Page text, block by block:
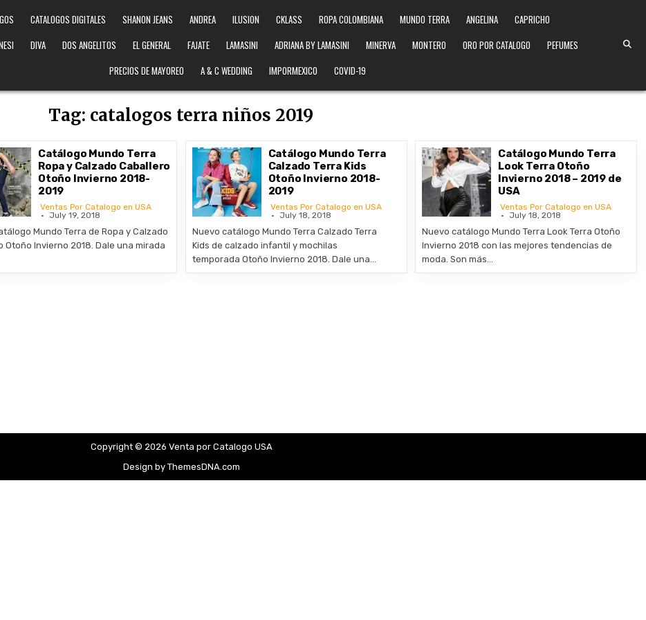
CATALOGOS DIGITALES SHANON JEANS ANDREA ILUSION CKLASS ROPA COLOMBIANA MUNDO TERRA ANGELINA
CAPRICHO
DIVA DOS ANGELITOS EL GENERAL FAJATE LAMASINI ADRIANA BY LAMASINI MINERVA MONTERO ORO POR CATALOGO
PEFUMES
PRECIOS DE MAYOREO
A & C WEDDING IMPORMEXICO COVID-19
Tag: catalogos terra niños 2019
Catálogo Mundo Terra
Ropa y Calzado Caballero
Otoño Invierno 2018-
2019
Ventas Por Catalogo en USA
July 19, 2018
Mundo Terra de Ropa y Calzado
Otoño Invierno 2018. Dale una mirada
Catálogo Mundo Terra
Calzado Terra Kids
Otoño Invierno 2018-
2019
Ventas Por Catalogo en USA
July 18, 2018
Nuevo catálogo Mundo Terra Calzado Terra
Kids de calzado infantil y mochilas
temporada Otoño Invierno 2018. Dale una…
Catálogo Mundo Terra
Look Terra Otoño
Invierno 2018 – 2019 de
USA
Ventas Por Catalogo en USA
July 18, 2018
Nuevo catálogo Mundo Terra Look Terra Otoño
Invierno 2018 con las mejores tendencias de
moda. Son más…
Copyright © 2026 Venta por Catalogo USA
Design by ThemesDNA.com